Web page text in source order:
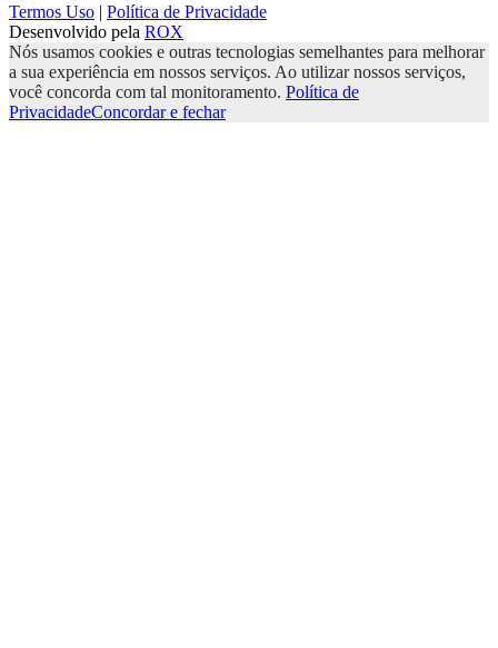
Termos Uso | Política de Privacidade
Desenvolvido pela ROX
Nós usamos cookies e outras tecnologias semelhantes para melhorar
a sua experiência em nossos serviços. Ao utilizar nossos serviços,
você concorda com tal monitoramento. Política de
PrivacidadeConcordar e fechar